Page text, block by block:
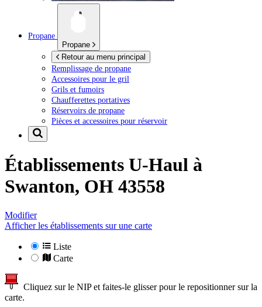
Propane
Propane
Retour au menu principal
Remplissage de propane
Accessoires pour le gril
Grils et fumoirs
Chaufferettes portatives
Réservoirs de propane
Pièces et accessoires pour réservoir
Établissements U-Haul à
Swanton, OH 43558
Modifier
Afficher les établissements sur une carte
Liste
Carte
Cliquez sur le NIP et faites-le glisser pour le repositionner sur la
carte.